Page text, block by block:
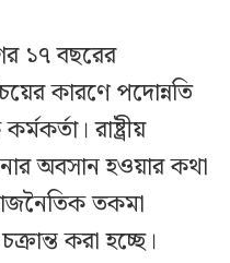
১৭ বছরের
কারণে পদোন্নতি
রাষ্ট্রীয়
অবসান হওয়ার কথা
তকমা
করা হচ্ছে।